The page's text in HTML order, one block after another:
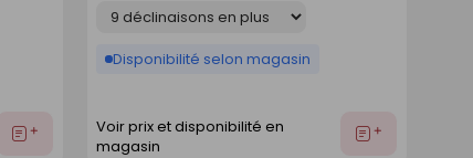
Ajouter
Disponibilité selon magasin
Voir prix et disponibilité en
magasin
Ajouter